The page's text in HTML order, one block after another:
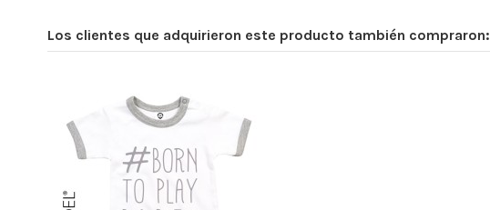
Los clientes que adquirieron este producto también compraron: